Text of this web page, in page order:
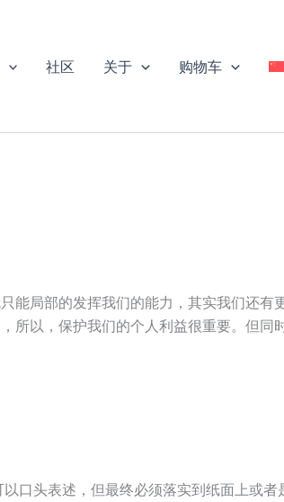
社区 关于 购物车
能局部的发挥我们的能力，其实我们还有
所以，保护我们的个人利益很重要。但同
口头表述，但最终必须落实到纸面上或者